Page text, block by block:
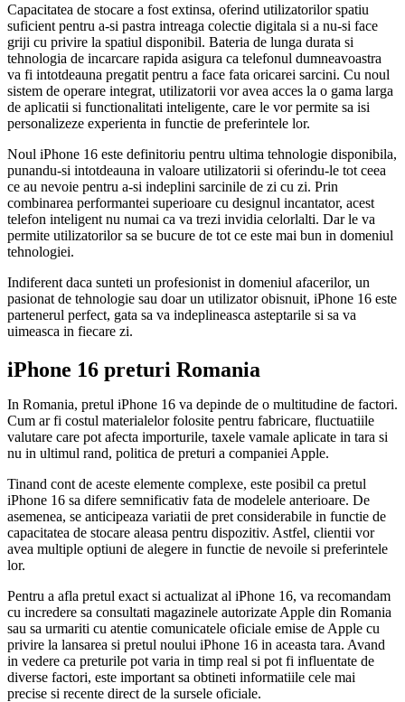
Capacitatea de stocare a fost extinsa, oferind utilizatorilor spatiu
suficient pentru a-si pastra intreaga colectie digitala si a nu-si face
griji cu privire la spatiul disponibil. Bateria de lunga durata si
tehnologia de incarcare rapida asigura ca telefonul dumneavoastra
va fi intotdeauna pregatit pentru a face fata oricarei sarcini. Cu noul
sistem de operare integrat, utilizatorii vor avea acces la o gama larga
de aplicatii si functionalitati inteligente, care le vor permite sa isi
personalizeze experienta in functie de preferintele lor.
Noul iPhone 16 este definitoriu pentru ultima tehnologie disponibila,
punandu-si intotdeauna in valoare utilizatorii si oferindu-le tot ceea
ce au nevoie pentru a-si indeplini sarcinile de zi cu zi. Prin
combinarea performantei superioare cu designul incantator, acest
telefon inteligent nu numai ca va trezi invidia celorlalti. Dar le va
permite utilizatorilor sa se bucure de tot ce este mai bun in domeniul
tehnologiei.
Indiferent daca sunteti un profesionist in domeniul afacerilor, un
pasionat de tehnologie sau doar un utilizator obisnuit, iPhone 16 este
partenerul perfect, gata sa va indeplineasca asteptarile si sa va
uimeasca in fiecare zi.
iPhone 16 preturi Romania
In Romania, pretul iPhone 16 va depinde de o multitudine de factori.
Cum ar fi costul materialelor folosite pentru fabricare, fluctuatiile
valutare care pot afecta importurile, taxele vamale aplicate in tara si
nu in ultimul rand, politica de preturi a companiei Apple.
Tinand cont de aceste elemente complexe, este posibil ca pretul
iPhone 16 sa difere semnificativ fata de modelele anterioare. De
asemenea, se anticipeaza variatii de pret considerabile in functie de
capacitatea de stocare aleasa pentru dispozitiv. Astfel, clientii vor
avea multiple optiuni de alegere in functie de nevoile si preferintele
lor.
Pentru a afla pretul exact si actualizat al iPhone 16, va recomandam
cu incredere sa consultati magazinele autorizate Apple din Romania
sau sa urmariti cu atentie comunicatele oficiale emise de Apple cu
privire la lansarea si pretul noului iPhone 16 in aceasta tara. Avand
in vedere ca preturile pot varia in timp real si pot fi influentate de
diverse factori, este important sa obtineti informatiile cele mai
precise si recente direct de la sursele oficiale.